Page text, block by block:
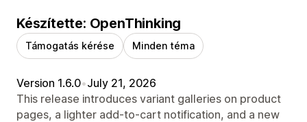
Készítette: OpenThinking
Támogatás kérése Minden téma
Version 1.6.0•July 21, 2026
This release introduces variant galleries on product
pages, a lighter add-to-cart notification, and a new